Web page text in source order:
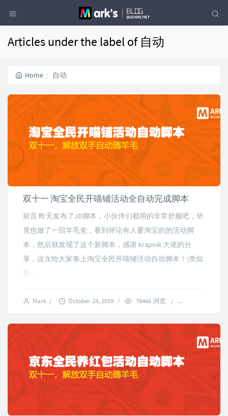
Articles under the label of 自动
Home 自动
双十一 淘宝全民开喵铺活动全自动完成脚本
前言 昨天发布了JD脚本，小伙伴们都用的非常舒服吧，毕
竟也做了一回羊毛党，看到评论有人要淘宝的的活动脚
本，然后就发现了这个新脚本，感谢 krapnik 大佬的分
享，这次给大家奉上淘宝全民开喵铺活动自动脚本！(类似
京...
Mark / October 24, 2019 / 76466 浏览 /